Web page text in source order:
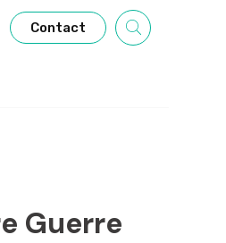
Contact
Guerre